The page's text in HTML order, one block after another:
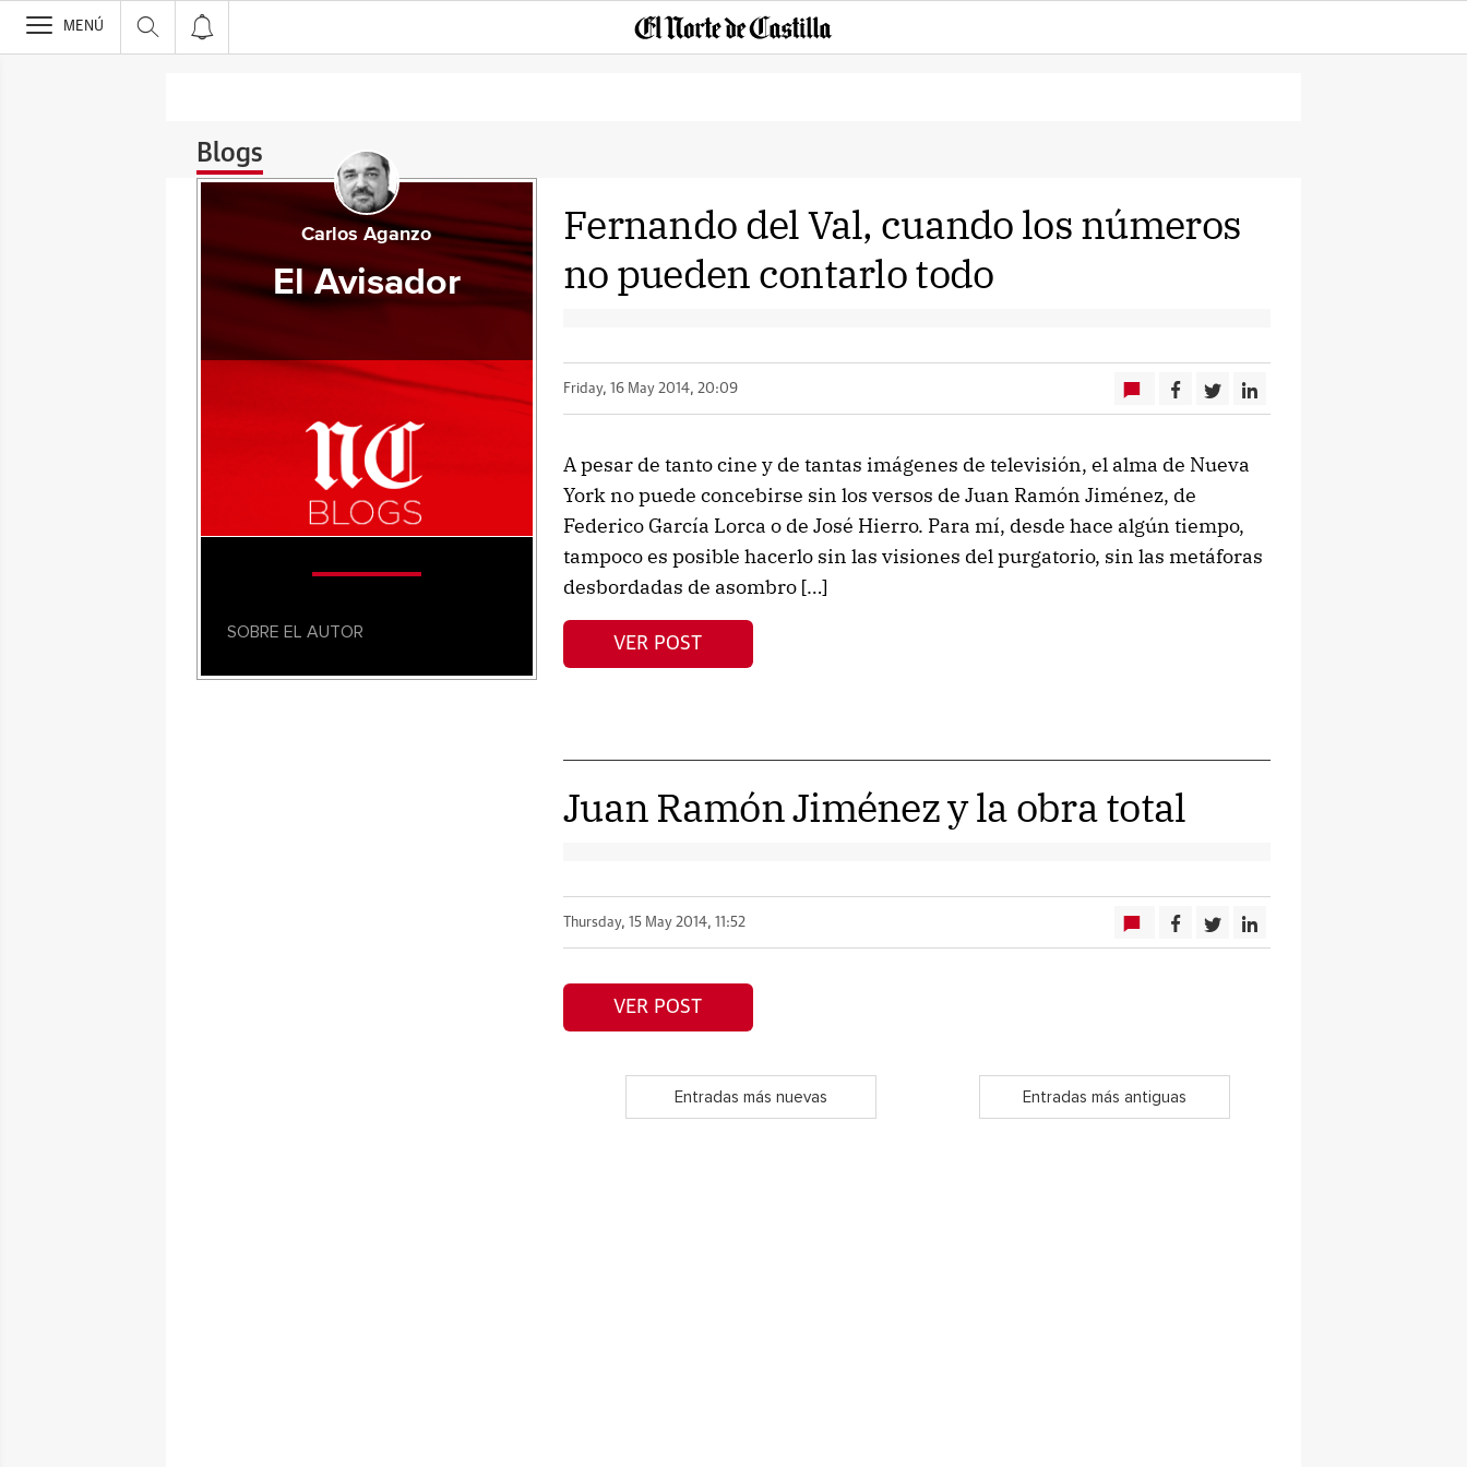
>
MENÚ
Blogs
Fernando del Val, cuando los números
no pueden contarlo todo
Friday, 16 May 2014, 20:09
A pesar de tanto cine y de tantas imágenes de televisión, el alma de Nueva
York no puede concebirse sin los versos de Juan Ramón Jiménez, de
Federico García Lorca o de José Hierro. Para mí, desde hace algún tiempo,
tampoco es posible hacerlo sin las visiones del purgatorio, sin las metáforas
desbordadas de asombro […]
VER POST
Juan Ramón Jiménez y la obra total
Thursday, 15 May 2014, 11:52
VER POST
Entradas más nuevas Entradas más antiguas
Carlos Aganzo
El Avisador
SOBRE EL AUTOR